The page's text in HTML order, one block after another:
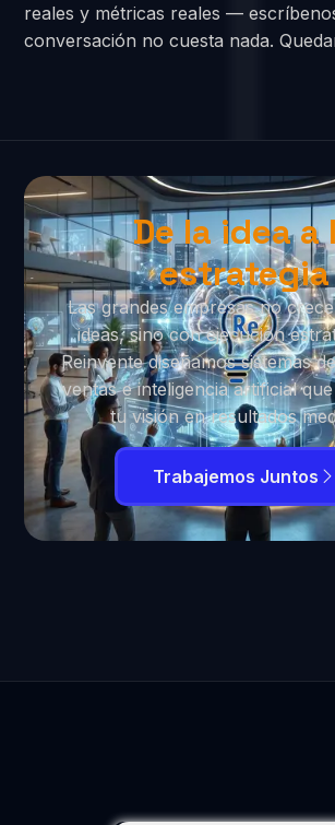
reales y métricas reales —
conversación no cuesta nada.
De la idea a
estrategia
Las grandes empresas no
ideas, sino con ejecución
Reinvente diseñamos sistemas
ventas e inteligencia artificial
tu visión en resultados
Trabajemos Juntos